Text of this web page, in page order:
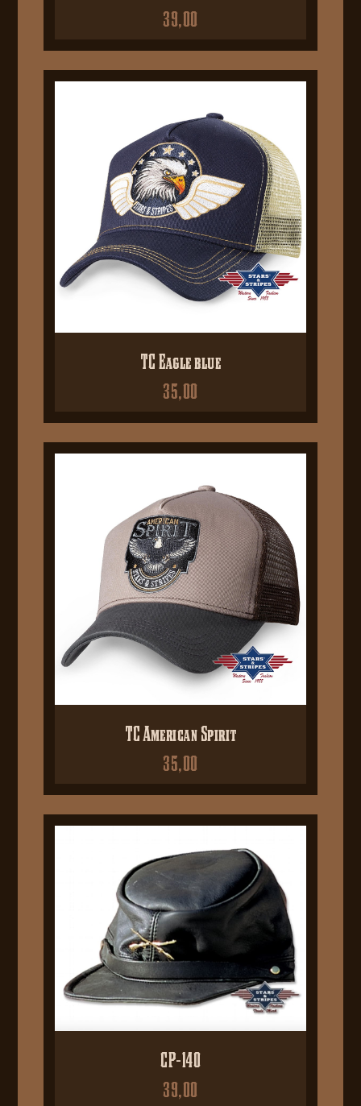
39,00
TC Eagle blue
35,00
TC American Spirit
35,00
CP-140
39,00